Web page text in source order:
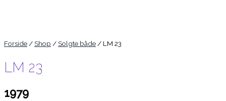
Forside /Shop /Solgte både / LM 23
LM 23
1979